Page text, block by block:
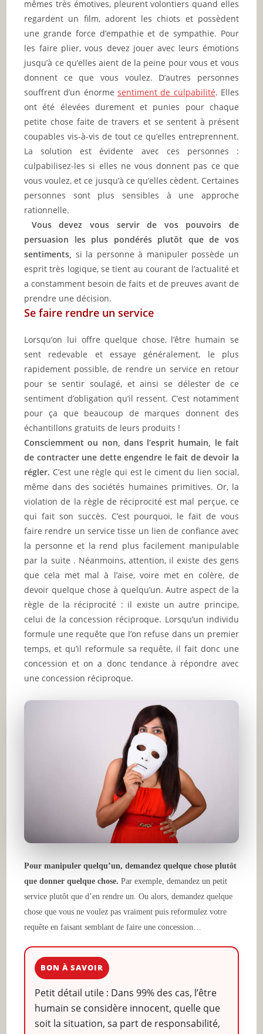
mêmes très émotives, pleurent volontiers quand elles
regardent un film, adorent les chiots et possèdent
une grande force d’empathie et de sympathie. Pour
les faire plier, vous devez jouer avec leurs émotions
jusqu’à ce qu’elles aient de la peine pour vous et vous
donnent ce que vous voulez. D’autres personnes
souffrent d’un énorme sentiment de culpabilité. Elles
ont été élevées durement et punies pour chaque
petite chose faite de travers et se sentent à présent
coupables vis-à-vis de tout ce qu’elles entreprennent.
La solution est évidente avec ces personnes :
culpabilisez-les si elles ne vous donnent pas ce que
vous voulez, et ce jusqu’à ce qu’elles cèdent. Certaines
personnes sont plus sensibles à une approche
rationnelle.
Vous devez vous servir de vos pouvoirs de
persuasion les plus pondérés plutôt que de vos
sentiments, si la personne à manipuler possède un
esprit très logique, se tient au courant de l’actualité et
a constamment besoin de faits et de preuves avant de
prendre une décision.
Se faire rendre un service
Lorsqu’on lui offre quelque chose, l’être humain se
sent redevable et essaye généralement, le plus
rapidement possible, de rendre un service en retour
pour se sentir soulagé, et ainsi se délester de ce
sentiment d’obligation qu’il ressent. C’est notamment
pour ça que beaucoup de marques donnent des
échantillons gratuits de leurs produits !
Consciemment ou non, dans l’esprit humain, le fait
de contracter une dette engendre le fait de devoir la
régler. C’est une règle qui est le ciment du lien social,
même dans des sociétés humaines primitives. Or, la
violation de la règle de réciprocité est mal perçue, ce
qui fait son succès. C’est pourquoi, le fait de vous
faire rendre un service tisse un lien de confiance avec
la personne et la rend plus facilement manipulable
par la suite . Néanmoins, attention, il existe des gens
que cela met mal à l’aise, voire met en colère, de
devoir quelque chose à quelqu’un. Autre aspect de la
règle de la réciprocité : il existe un autre principe,
celui de la concession réciproque. Lorsqu’un individu
formule une requête que l’on refuse dans un premier
temps, et qu’il reformule sa requête, il fait donc une
concession et on a donc tendance à répondre avec
une concession réciproque.
Pour manipuler quelqu’un, demandez quelque chose plutôt
que donner quelque chose. Par exemple, demandez un petit
service plutôt que d’en rendre un. Ou alors, demandez quelque
chose que vous ne voulez pas vraiment puis reformulez votre
requête en faisant semblant de faire une concession…
BON À SAVOIR
Petit détail utile : Dans 99% des cas, l’être
humain se considère innocent, quelle que
soit la situation, sa part de responsabilité,